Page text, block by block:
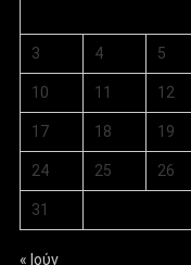
3 4 5
10 11 12
17 18 19
24 25 26
31
« Ιούν